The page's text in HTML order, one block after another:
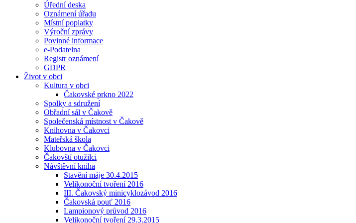
Úřední deska
Oznámení úřadu
Místní poplatky
Výroční zprávy
Povinné informace
e-Podatelna
Registr oznámení
GDPR
Život v obci
Kultura v obci
Čakovské prkno 2022
Spolky a sdružení
Obřadní sál v Čakově
Společenská místnost v Čakově
Knihovna v Čakovci
Mateřská škola
Klubovna v Čakovci
Čakovští otužilci
Návštěvní kniha
Stavění máje 30.4.2015
Velikonoční tvoření 2016
III. Čakovský minicyklozávod 2016
Čakovská pouť 2016
Lampionový průvod 2016
Velikonoční tvoření 29.3.2015